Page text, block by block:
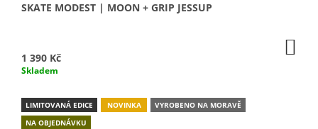
SKATE MODEST | MOON + GRIP JESSUP
1 390 Kč
Skladem
LIMITOVANÁ EDICE NOVINKA
VYROBENO NA MORAVĚ
NA OBJEDNÁVKU